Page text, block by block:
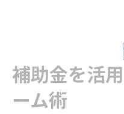
補助金を活
ーム術